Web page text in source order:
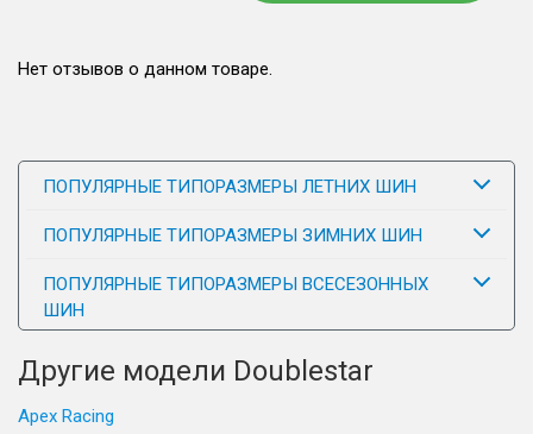
Нет отзывов о данном товаре.
ПОПУЛЯРНЫЕ ТИПОРАЗМЕРЫ ЛЕТНИХ ШИН
ПОПУЛЯРНЫЕ ТИПОРАЗМЕРЫ ЗИМНИХ ШИН
ПОПУЛЯРНЫЕ ТИПОРАЗМЕРЫ ВСЕСЕЗОННЫХ
ШИН
Другие модели Doublestar
Apex Racing